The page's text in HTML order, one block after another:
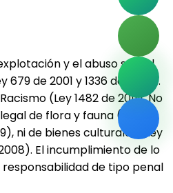
y el abuso sexual
de 2001 y 1336 de 2009).
(Ley 1482 de 2011). No
de flora y fauna (Ley 17
ni de bienes culturales (Ley
2008). El incumplimiento de lo
de tipo penal